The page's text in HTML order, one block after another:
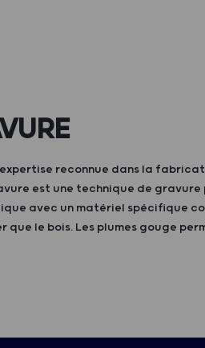
expertise reconnue dans la
est une technique de gravure
avec un matériel spécifique
que le bois. Les plumes gouge